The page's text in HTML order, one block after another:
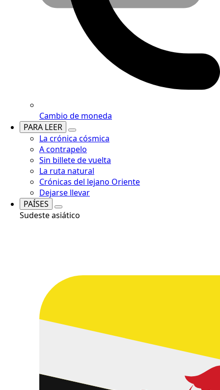
Cambio de moneda
PARA LEER
La crónica cósmica
A contrapelo
Sin billete de vuelta
La ruta natural
Crónicas del lejano Oriente
Dejarse llevar
PAÍSES
Sudeste asiático